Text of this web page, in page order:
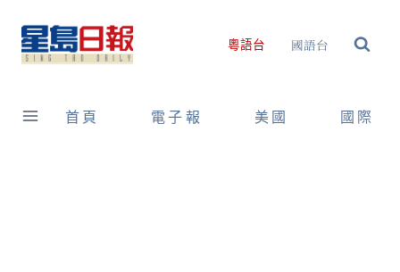
content
粵語台 國語台
首頁 電子報 美國 國際